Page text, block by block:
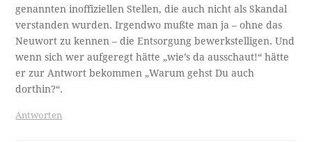
genannten inoffiziellen Stellen, die auch nicht als Skandal
verstanden wurden. Irgendwo mußte man ja – ohne das
Neuwort zu kennen – die Entsorgung bewerkstelligen. Und
wenn sich wer aufgeregt hätte „wie’s da ausschaut!“ hätte
er zur Antwort bekommen „Warum gehst Du auch
dorthin?“.
Antworten